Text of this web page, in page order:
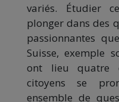
variés. Étudier
plonger dans des
passionnantes
Suisse, exemple
ont lieu quatre
citoyens se
ensemble de